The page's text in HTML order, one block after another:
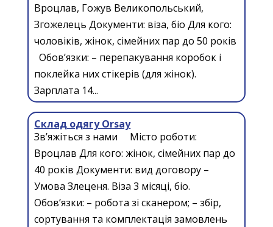
Вроцлав, Гожув Великопольський,
Згожелець Документи: віза, біо Для кого:
чоловіків, жінок, сімейних пар до 50 років
Обов’язки: – перепакування коробок і
поклейка них стікерів (для жінок).
Зарплата 14...
Склад одягу Orsay
Зв’яжіться з нами Місто роботи:
Вроцлав Для кого: жінок, сімейних пар до
40 років Документи: вид договору –
Умова Злеценя. Віза 3 місяці, біо.
Обов’язки: – робота зі сканером; – збір,
сортування та комплектація замовлень